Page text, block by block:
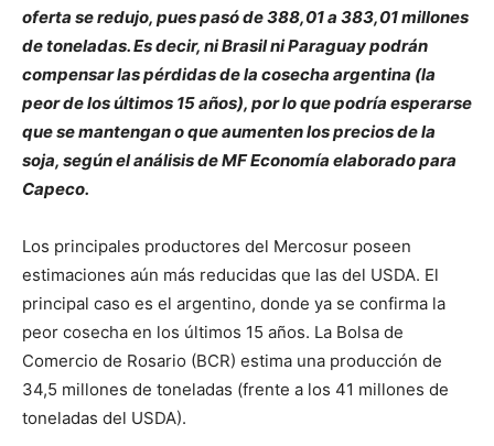
oferta se redujo, pues pasó de 388,01 a 383,01 millones
de toneladas. Es decir, ni Brasil ni Paraguay podrán
compensar las pérdidas de la cosecha argentina (la
peor de los últimos 15 años), por lo que podría esperarse
que se mantengan o que aumenten los precios de la
soja, según el análisis de MF Economía elaborado para
Capeco.
Los principales productores del Mercosur poseen
estimaciones aún más reducidas que las del USDA. El
principal caso es el argentino, donde ya se confirma la
peor cosecha en los últimos 15 años. La Bolsa de
Comercio de Rosario (BCR) estima una producción de
34,5 millones de toneladas (frente a los 41 millones de
toneladas del USDA).